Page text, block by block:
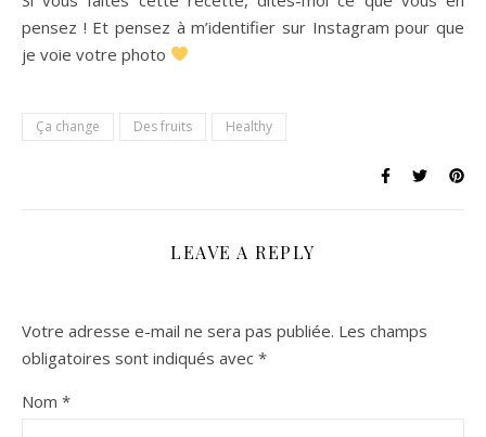
pensez ! Et pensez à m’identifier sur Instagram pour que
je voie votre photo
Ça change Des fruits Healthy
LEAVE A REPLY
Votre adresse e-mail ne sera pas publiée. Les champs
obligatoires sont indiqués avec *
Nom *